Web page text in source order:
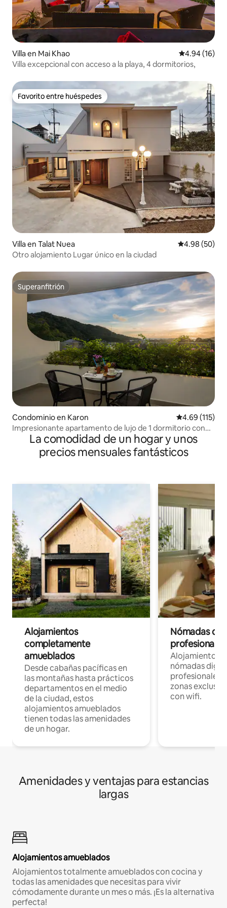
Villa en Mai Khao Calificación
4.94 (16)
Villa excepcional con acceso a la playa, 4 dormitorios,
Favorito entre huéspedes
Favorito entre huéspedes
Villa en Talat Nuea Calificación
4.98 (50)
Otro alojamiento Lugar único en la ciudad
Superanfitrión
Superanfitrión
Condominio en Karon Calificación
4.69 (115)
Impresionante apartamento de lujo de 1 dormitorio con
vistas al mar en Kata
La comodidad de un hogar y unos
precios mensuales fantásticos
Alojamientos
completamente
amueblados
Desde cabañas pacíficas en
las montañas hasta prácticos
departamentos en el medio
de la ciudad, estos
alojamientos amueblados
tienen todas las amenidades
de un hogar.
Nómadas
Alojamientos
nómadas
profesionales
zonas
con wifi.
Amenidades y ventajas para estancias
largas
Alojamientos amueblados
Alojamientos totalmente amueblados con cocina y
todas las amenidades que necesitas para vivir
cómodamente durante un mes o más. ¡Es la alternativa
perfecta!